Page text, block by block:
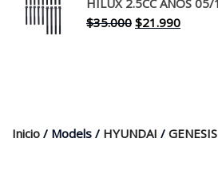
$30.000.
$35.000 El
$21.990El
Inicio / Models / HYUNDAI / GENESIS